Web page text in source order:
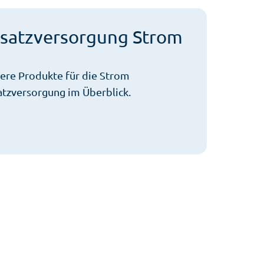
Strom
Produkte für die Strom
im Überblick.